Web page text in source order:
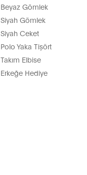
Beyaz Gömlek
Siyah Gömlek
Siyah Ceket
Polo Yaka Tişört
Takım Elbise
Erkeğe Hediye